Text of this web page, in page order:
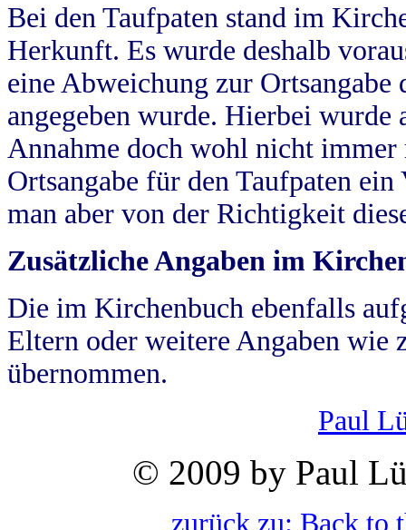
Bei den Taufpaten stand im
Herkunft. Es wurde deshalb
eine Abweichung zur
angegeben wurde. Hierbei wurde
Annahme doch wohl nicht
Ortsangabe für den Taufpaten
man aber von der Richtigkeit
Zusätzliche Angaben im
Die im Kirchenbuch ebenfalls
Eltern oder weitere Angaben wie
übernommen.
Paul
© 2009 by Paul
zurück zu: Back to